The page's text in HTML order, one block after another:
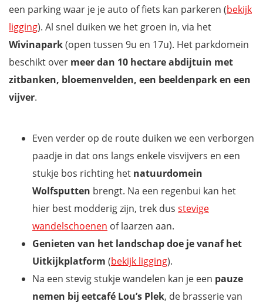
een parking waar je je auto of fiets kan parkeren (bekijk
ligging). Al snel duiken we het groen in, via het
Wivinapark(open tussen 9u en 17u). Het parkdomein
beschikt over meer dan 10 hectare abdijtuin met
zitbanken, bloemenvelden, een beeldenpark en een
vijver.
Even verder op de route duiken we een verborgen
paadje in dat ons langs enkele visvijvers en een
stukje bos richting het natuurdomein
Wolfsputten brengt. Na een regenbui kan het
hier best modderig zijn, trek dus stevige
wandelschoenen of laarzen aan.
Genieten van het landschap doe je vanaf het
Uitkijkplatform (bekijk ligging).
Na een stevig stukje wandelen kan je een pauze
nemen bij eetcafé Lou’s Plek, de brasserie van